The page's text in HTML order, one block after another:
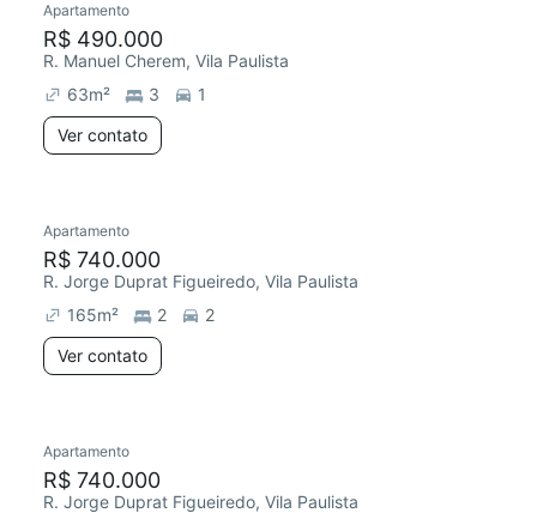
Apartamento
R$ 490.000
R. Manuel Cherem, Vila Paulista
63m² 3
1
Ver contato
Apartamento
R$ 740.000
R. Jorge Duprat Figueiredo, Vila Paulista
165m² 2
2
Ver contato
Apartamento
R$ 740.000
R. Jorge Duprat Figueiredo, Vila Paulista